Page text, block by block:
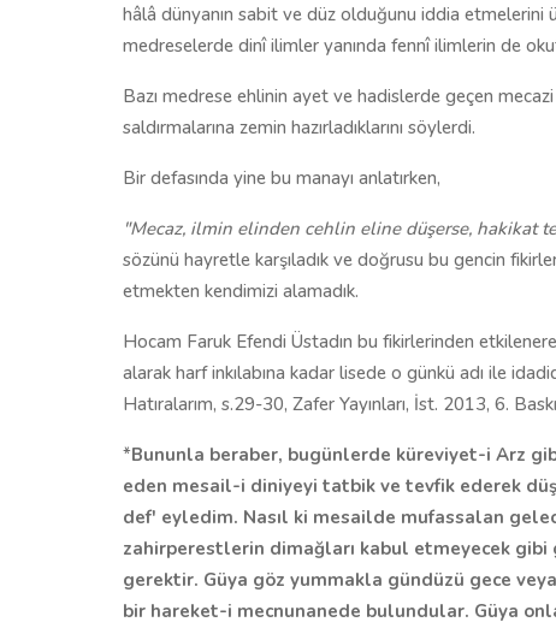
hâlâ dünyanın sabit ve düz olduğunu iddia etmelerini
medreselerde dinî ilimler yanında fennî ilimlerin de
Bazı medrese ehlinin ayet ve hadislerde geçen
saldırmalarına zemin hazırladıklarını söylerdi.
Bir defasında yine bu manayı anlatırken,
"Mecaz, ilmin elinden cehlin eline düşerse, hakikat
sözünü hayretle karşıladık ve doğrusu bu gencin
etmekten kendimizi alamadık.
Hocam Faruk Efendi Üstadın bu fikirlerinden
alarak harf inkılabına kadar lisede o günkü adı ile
Hatıralarım, s.29-30, Zafer Yayınları, İst. 2013, 6.
*Bununla beraber, bugünlerde küreviyet-i Arz
eden mesail-i diniyeyi tatbik ve tevfik ederek
def' eyledim. Nasıl ki mesailde mufassalan
zahirperestlerin dimağları kabul etmeyecek
gerektir. Güya göz yummakla gündüzü gece
bir hareket-i mecnunanede bulundular. Güya